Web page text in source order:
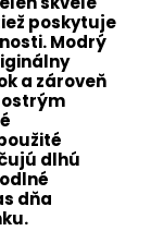
poskytuje
Modrý
a zároveň
dlhú
dňa